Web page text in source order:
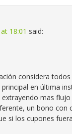
18:01 said:
considera
en última
mas
un bono con
si los cupones